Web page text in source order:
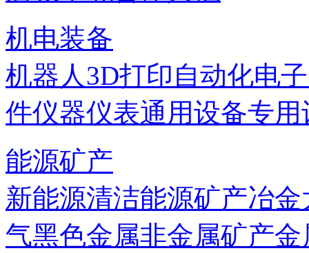
机电装备
机器人3D打印自动化电
件仪器仪表通用设备专用
能源矿产
新能源清洁能源矿产冶金
气黑色金属非金属矿产金